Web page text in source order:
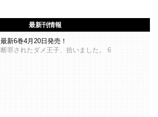
最新刊情報
最新6巻4月20日発売！
断罪されたダメ王子、拾いました。 6